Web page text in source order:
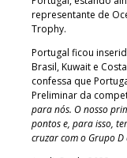
representante de
Trophy.
Portugal ficou
Brasil, Kuwait e
confessa que
Preliminar da
para nós. O nosso
pontos e, para isso,
cruzar com o Grupo